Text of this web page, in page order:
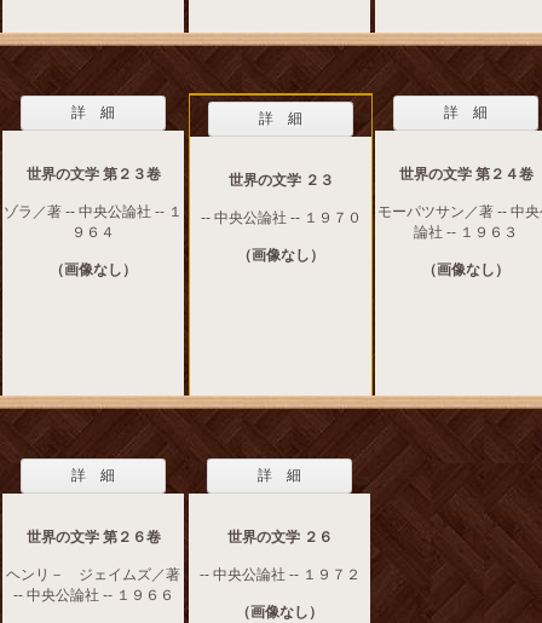
詳 細
世界の文学 第２３卷
ゾラ／著 -- 中央公論社 -- １
９６４
（画像なし）
詳 細
世界の文学 ２３
-- 中央公論社 -- １９７０
（画像なし）
詳 細
世界の文学 第２４卷
モーパツサン／著 -- 中
論社 -- １９６３
（画像なし）
詳 細
世界の文学 第２６卷
ヘンリ－ ジェイムズ／著
-- 中央公論社 -- １９６６
詳 細
世界の文学 ２６
-- 中央公論社 -- １９７２
（画像なし）